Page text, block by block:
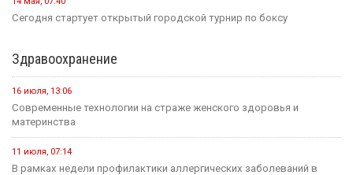
Сегодня стартует открытый городской турнир по боксу
Здравоохранение
16 июля, 13:06
Современные технологии на страже женского здоровья и
материнства
11 июля, 07:14
В рамках недели профилактики аллергических заболеваний в